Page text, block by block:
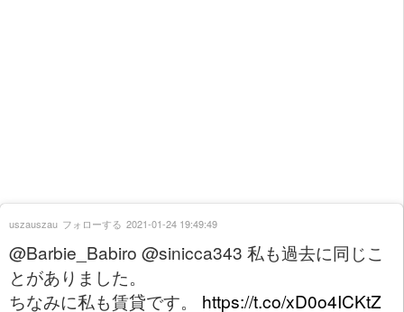
@Barbie_Babiro @sinicca343 私も過去に同じこ
とがありました。
ちなみに私も賃貸です。 https://t.co/xD0o4ICKtZ
uszauszau フォローする 2021-01-24 19:49:49